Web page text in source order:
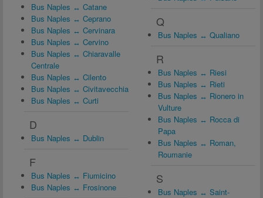
Bus Naples ↔ Catane
Bus Naples ↔ Ceprano
Bus Naples ↔ Cervinara
Bus Naples ↔ Cervino
Bus Naples ↔ Chiaravalle
Centrale
Bus Naples ↔ Cilento
Bus Naples ↔ Civitavecchia
Bus Naples ↔ Curti
D
Bus Naples ↔ Dublin
F
Bus Naples ↔ Fiumicino
Bus Naples ↔ Frosinone
Q
Bus Naples ↔ Qualiano
R
Bus Naples ↔ Riesi
Bus Naples ↔ Rieti
Bus Naples ↔ Rionero in
Vulture
Bus Naples ↔ Rocca di
Papa
Bus Naples ↔ Roman,
Roumanie
S
Bus Naples ↔ Saint-